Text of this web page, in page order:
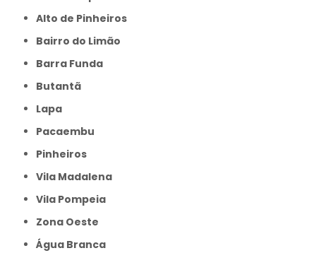
Alto de Pinheiros
Bairro do Limão
Barra Funda
Butantã
Lapa
Pacaembu
Pinheiros
Vila Madalena
Vila Pompeia
Zona Oeste
Água Branca